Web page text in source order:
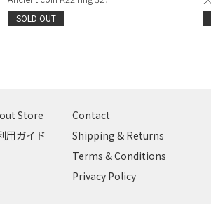
SOLD OUT
Store
用ガイド
Contact
Shipping & Returns
Terms & Conditions
Privacy Policy